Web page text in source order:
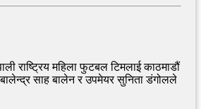
राष्ट्रिय महिला फुटबल टिमलाई काठमाडौं
साह बालेन र उपमेयर सुनिता डंगोलले